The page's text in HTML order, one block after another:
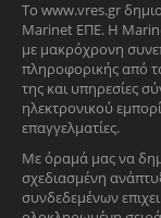
Το www.vres.gr
Marinet ΕΠΕ. Η
με μακρόχρονη
πληροφορικής από
της και υπηρεσίες
ηλεκτρονικού
επαγγελματίες.
Με όραμά μας να
σχεδιασμένη
συνδεδεμένων